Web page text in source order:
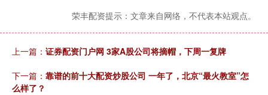
荣丰配资提示：文章来自网络，不代表本站观点。
上一篇： 证券配资门户网 3家A股公司将摘帽，下周一复牌
下一篇： 靠谱的前十大配资炒股公司 一年了，北京“最火教室”怎
么样了？